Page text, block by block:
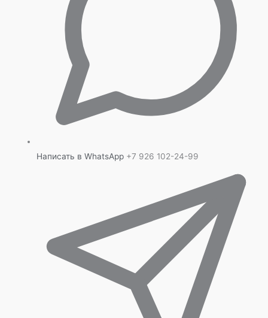
Написать в WhatsApp +7 926 102-24-99